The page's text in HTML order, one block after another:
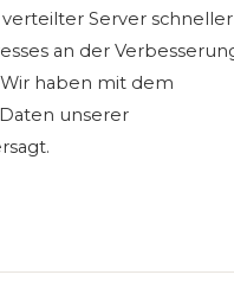
Server schneller
an der
Wir haben mit dem
unserer